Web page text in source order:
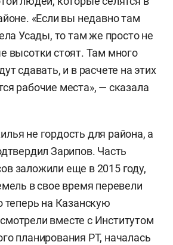
«Если вы недавно там
Усады, то там же просто не
высотки стоят. Там много
сдавать, и в расчете на этих
рабочие места», — сказала
не гордость для района, а
Зарипов. Часть
заложили еще в 2015 году,
в свое время перевели
теперь на Казанскую
вместе с Институтом
планирования РТ, началась